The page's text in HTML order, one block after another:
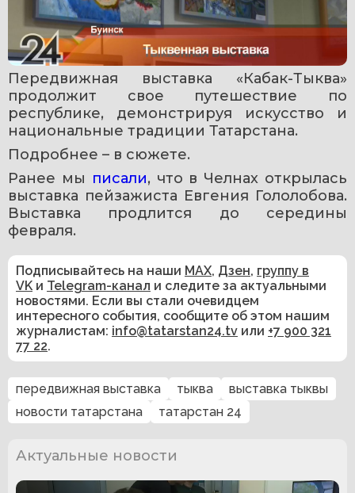
Передвижная выставка «Кабак-Тыква»
продолжит свое путешествие по
республике, демонстрируя искусство и
национальные традиции Татарстана.
Подробнее – в сюжете.
Ранее мы писали, что в Челнах открылась
выставка пейзажиста Евгения Гололобова.
Выставка продлится до середины
февраля.
Подписывайтесь на наши MAX, Дзен, группу в
VK и Telegram-канал и следите за актуальными
новостями. Если вы стали очевидцем
интересного события, сообщите об этом нашим
журналистам: info@tatarstan24.tv или +7 900 321
77 22.
передвижная выставка тыква
выставка тыквы
новости татарстана
татарстан 24
Актуальные новости